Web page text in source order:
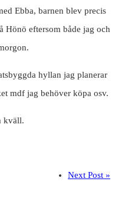
Ebba, barnen blev precis
Hönö eftersom både jag och
hyllan jag planerar
mdf jag behöver köpa osv.
kväll.
Next Post »